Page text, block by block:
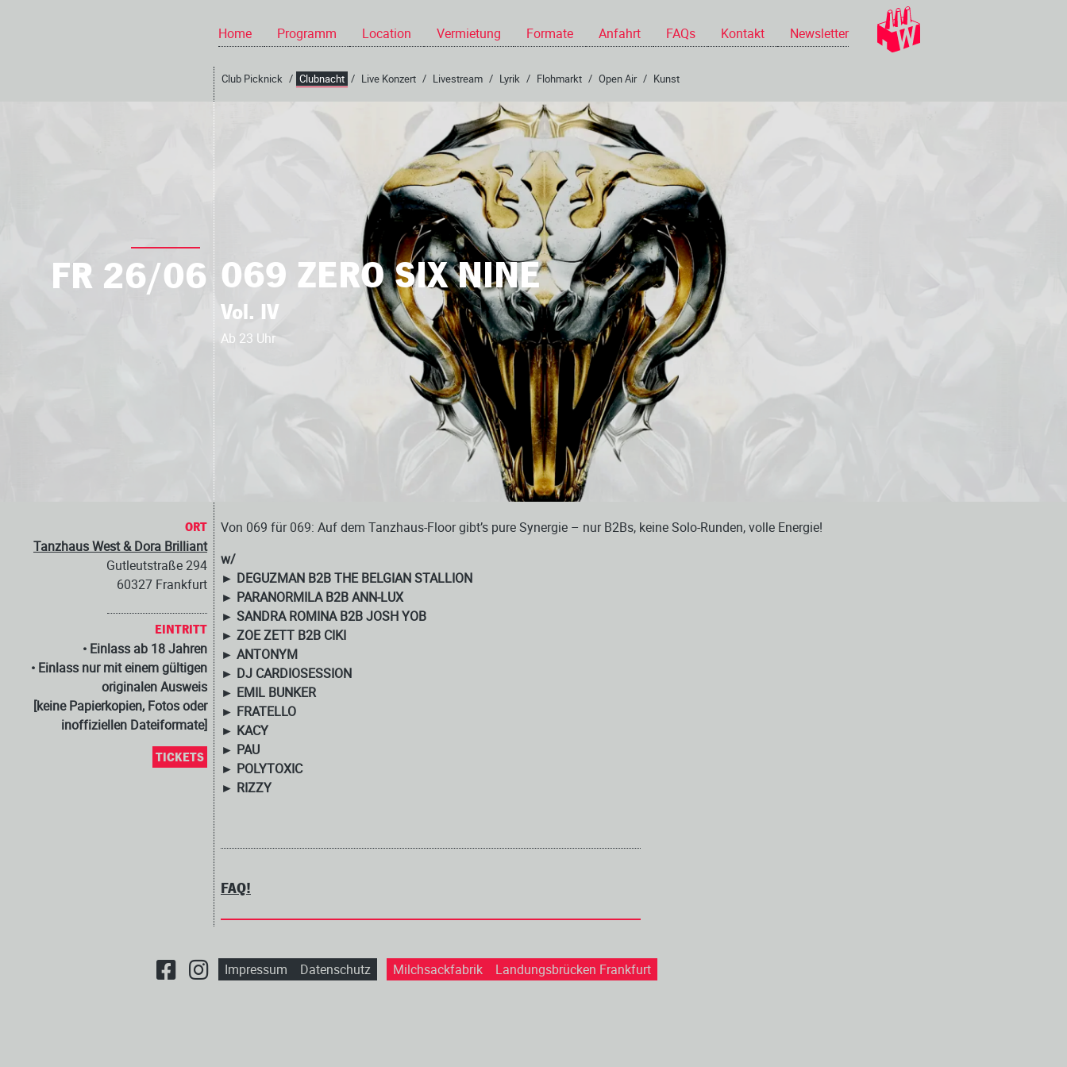
Home Programm Location Vermietung Formate Anfahrt FAQs Kontakt Newsletter
Club Picknick / Clubnacht / Live Konzert / Livestream / Lyrik / Flohmarkt / Open Air / Kunst
FR 26/06 069 ZERO SIX NINE
Vol. IV
Ab 23 Uhr
ORT
Tanzhaus West & Dora Brilliant
Gutleutstraße 294
60327 Frankfurt
EINTRITT
• Einlass ab 18 Jahren
• Einlass nur mit einem gültigen
originalen Ausweis
[keine Papierkopien, Fotos oder
inoffiziellen Dateiformate]
TICKETS
Von 069 für 069: Auf dem Tanzhaus-Floor gibt’s pure Synergie – nur B2Bs, keine Solo-Runden, volle Energie!
w/
► DEGUZMAN B2B THE BELGIAN STALLION
► PARANORMILA B2B ANN-LUX
► SANDRA ROMINA B2B JOSH YOB
► ZOE ZETT B2B CIKI
► ANTONYM
► DJ CARDIOSESSION
► EMIL BUNKER
► FRATELLO
► KACY
► PAU
► POLYTOXIC
► RIZZY
FAQ!
Impressum Datenschutz Milchsackfabrik Landungsbrücken Frankfurt